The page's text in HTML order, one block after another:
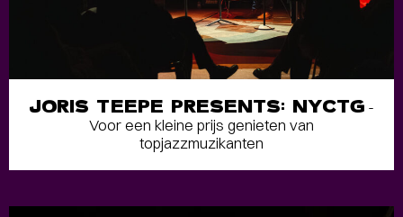
JORIS TEEPE PRESENTS: NYCTG-
Voor een kleine prijs genieten van
topjazzmuzikanten